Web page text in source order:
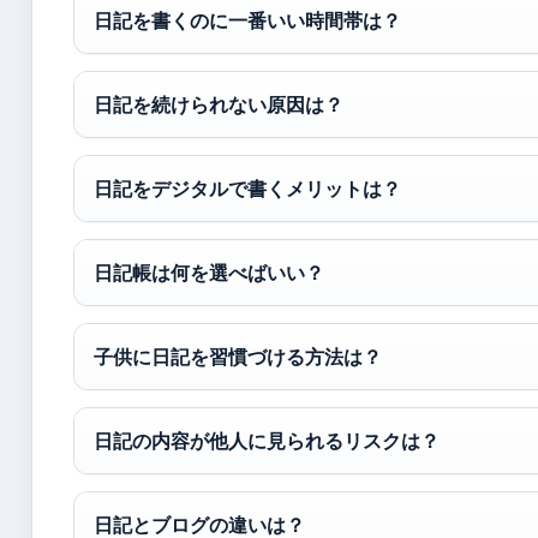
日記を書くのに一番いい時間帯は？
日記を続けられない原因は？
日記をデジタルで書くメリットは？
日記帳は何を選べばいい？
子供に日記を習慣づける方法は？
日記の内容が他人に見られるリスクは？
日記とブログの違いは？